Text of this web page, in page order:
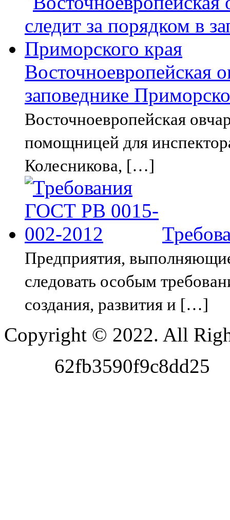
Восточноевропейская
заповеднике
Восточноевропейская
помощницей для
Колесникова, […]
Предприятия,
следовать особым
создания, развития и […]
Copyright © 2022. All
62fb3590f9c8dd25